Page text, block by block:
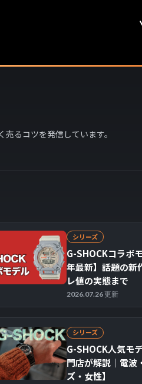
るコツを発信しています。
シリーズ
G-SHOCKコラボ
年最新】話題の新
レ値の実態まで
2026.07.26 更新
シリーズ
G-SHOCK人気モ
門店が解説｜電波
ズ・女性】